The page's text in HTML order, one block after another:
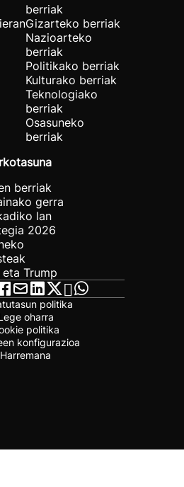
berriak
Gizarteko berriak
Nazioarteko
berriak
Politikako berriak
Kulturako berriak
Teknologiako
berriak
Osasuneko
berriak
berriak
gerra
lan
2026
eta Trump
politika
oharra
politika
konfigurazioa
Harremana